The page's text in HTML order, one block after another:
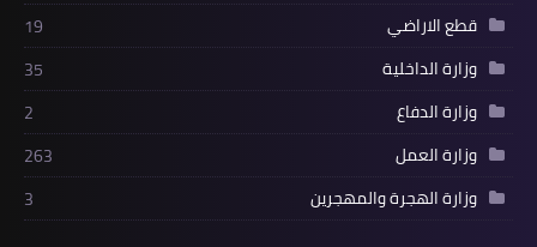
قطع الاراضي
19
وزارة الداخلية
35
وزارة الدفاع
2
وزارة العمل
263
وزارة الهجرة والمهجرين
3